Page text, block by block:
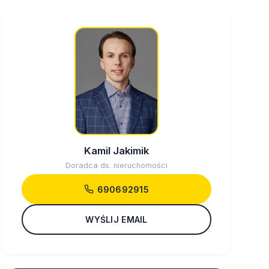
Kamil Jakimik
Doradca ds. nieruchomości
690692915
WYŚLIJ EMAIL